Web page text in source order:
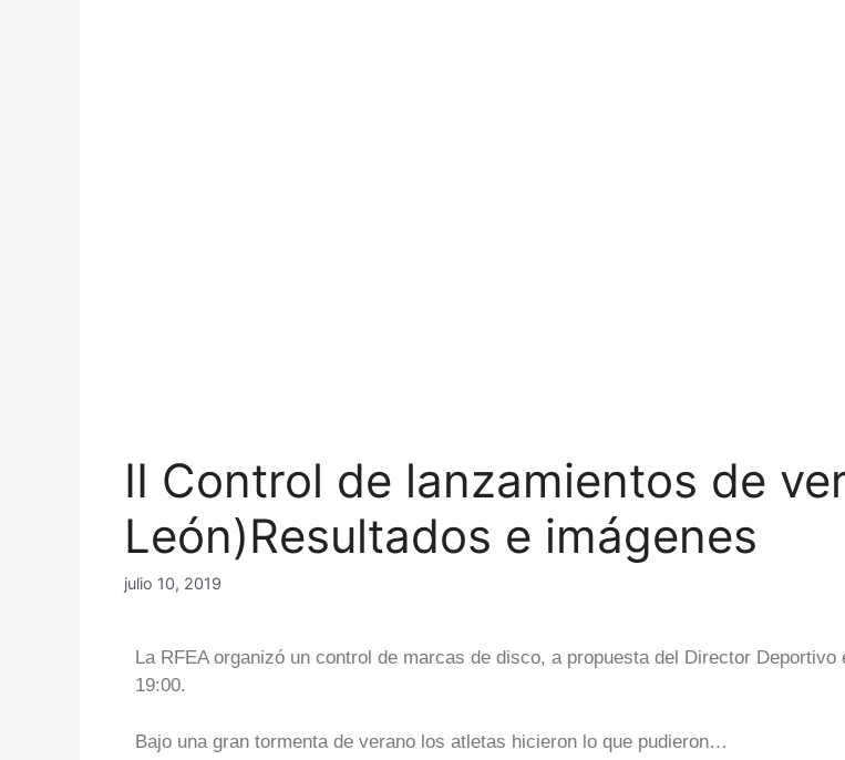
II Control de lanzamientos de
León)Resultados e imágenes
julio 10, 2019
La RFEA organizó un control de marcas de disco, a propuesta del Director
19:00.
Bajo una gran tormenta de verano los atletas hicieron lo que pudieron…